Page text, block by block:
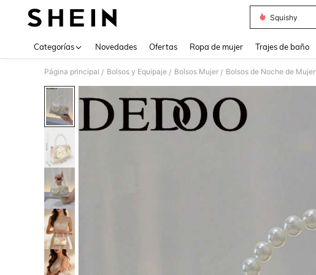
Squishy
Categorías Novedades Ofertas Ropa de mujer Trajes de baño
Página principal / Bolsos y Equipaje / Bolsos Mujer / Bolsos de Noche de Mujer